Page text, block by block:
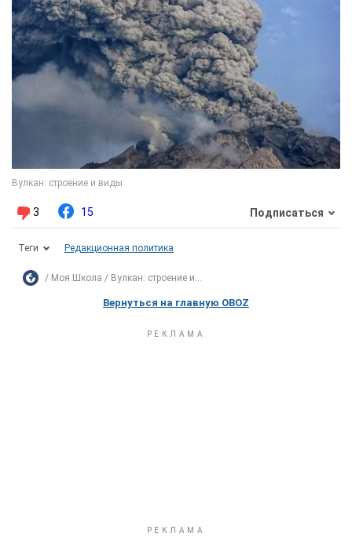
3 15 Подписаться
Теги Редакционная политика
Моя Школа Вулкан: строение и...
Вернуться на главную OBOZ